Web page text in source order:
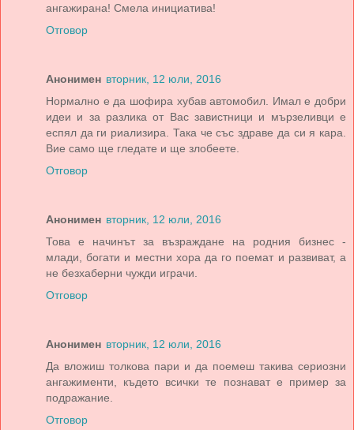
ангажирана! Смела инициатива!
Отговор
Анонимен вторник, 12 юли, 2016
Нормално е да шофира хубав автомобил. Имал е добри
идеи и за разлика от Вас завистници и мързеливци е
еспял да ги риализира. Така че със здраве да си я кара.
Вие само ще гледате и ще злобеете.
Отговор
Анонимен вторник, 12 юли, 2016
Това е начинът за възраждане на родния бизнес -
млади, богати и местни хора да го поемат и развиват, а
не безхаберни чужди играчи.
Отговор
Анонимен вторник, 12 юли, 2016
Да вложиш толкова пари и да поемеш такива сериозни
ангажименти, където всички те познават е пример за
подражание.
Отговор